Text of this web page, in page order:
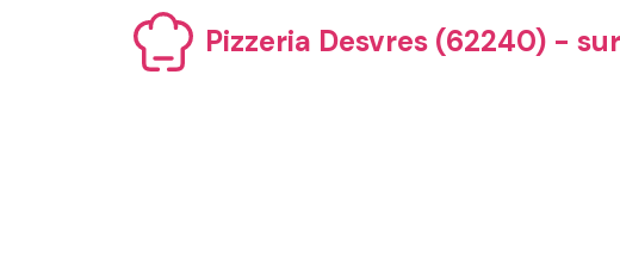
Pizzeria Desvres (62240) -